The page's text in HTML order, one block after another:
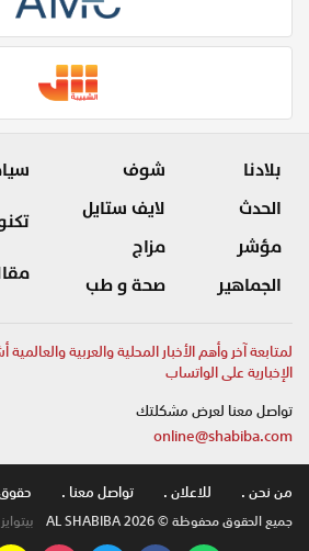
بلادنا
الحدث
مؤشر
الجماهير
شوف
لايف ستايل
مزاج
صحة و طب
لمتابعة آخر وأهم الأخبار المحلية والعربية
الإخبارية على الواتساب
تواصل معنا لعرض مشكلتك
online@shabiba.com
من نحن .
للاعلان . تواصل معنا .
جميع الحقوق محفوظة © AL SHABIBA 2026